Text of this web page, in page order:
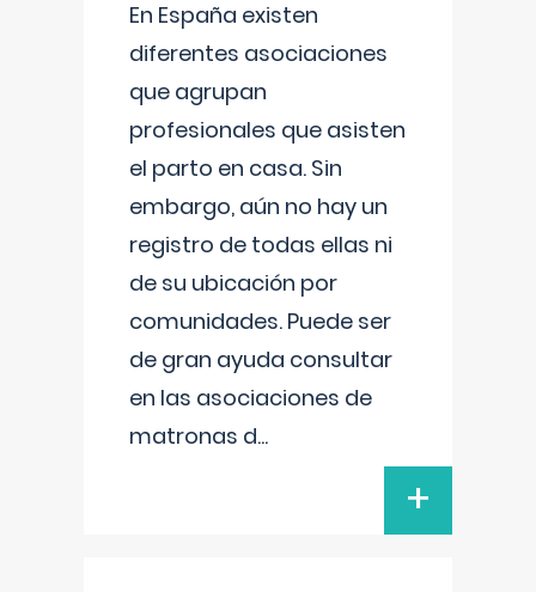
En España existen
diferentes asociaciones
que agrupan
profesionales que asisten
el parto en casa. Sin
embargo, aún no hay un
registro de todas ellas ni
de su ubicación por
comunidades. Puede ser
de gran ayuda consultar
en las asociaciones de
matronas d...
+